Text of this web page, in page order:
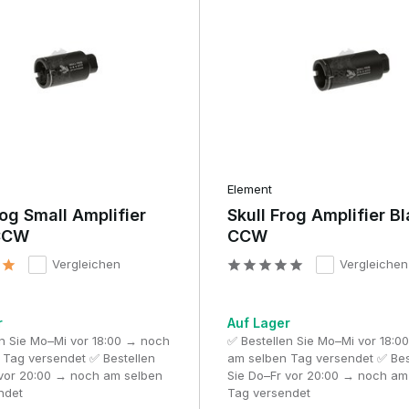
montiert, meist linksdrehend (CCW). Überprüfen Sie
Ihrer Replik.
gefertigt, was für eine starke und langlebige Konstruktion sorgt,
darauf ausgelegt, Schallwellen effizient nach vorne zu leiten.
und garantiert langfristige Zuverlässigkeit.
Small Amplifier
Vergleichen
Sie Mo–Mi vor 18:00 → noch
versendet ✅ Bestellen
20:00 → noch am selben
Element
Skull Frog Amplifier
CCW
Vergleichen
Auf Lager
✅ Bestellen Sie Mo–Mi vor
am selben Tag versendet ✅
Sie Do–Fr vor 20:00 → noch
Tag versendet